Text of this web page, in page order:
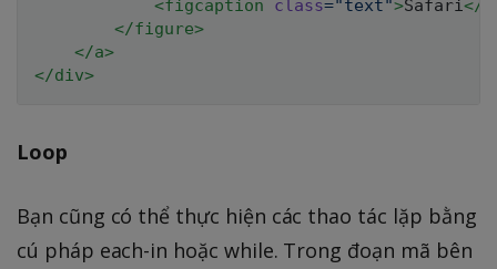
<figcaption class="text">Safari</
</figure>
</a>
</div>
Loop
Bạn cũng có thể thực hiện các thao tác lặp bằng
cú pháp each-in hoặc while. Trong đoạn mã bên